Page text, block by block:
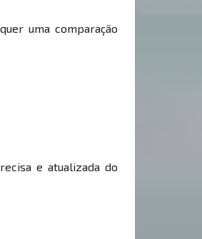
uma comparação
e atualizada do